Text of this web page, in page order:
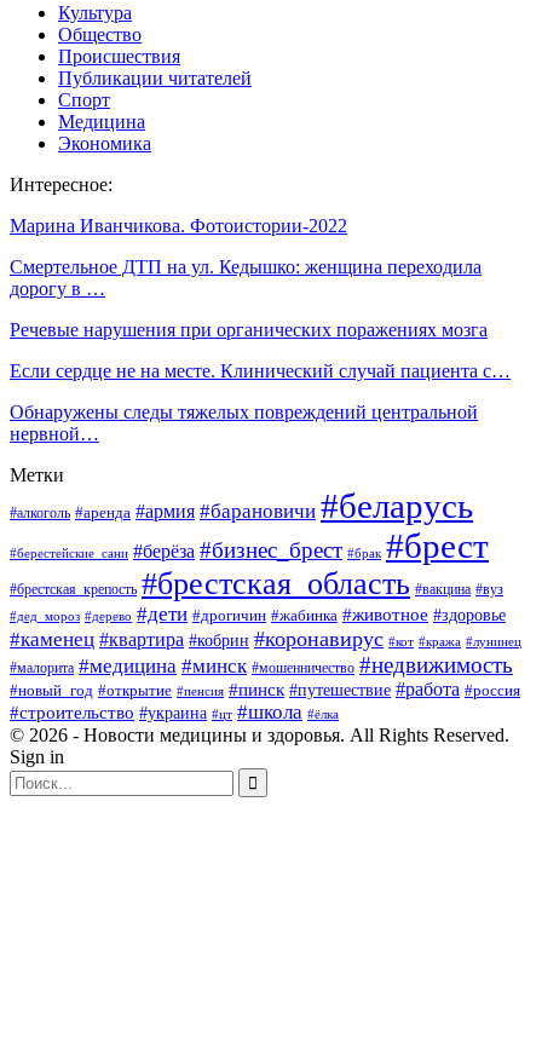
Культура
Общество
Происшествия
Публикации читателей
Спорт
Медицина
Экономика
Интересное:
Марина Иванчикова. Фотоистории-2022
Смертельное ДТП на ул. Кедышко: женщина переходила
дорогу в …
Речевые нарушения при органических поражениях мозга
Если сердце не на месте. Клинический случай пациента с…
Обнаружены следы тяжелых повреждений центральной
нервной…
Метки
#алкоголь #аренда #армия #барановичи #беларусь
#берестейские_сани #берёза #бизнес_брест #брак #брест
#брестская_крепость #брестская_область #вакцина #вуз
#дед_мороз #дерево #дети #дрогичин #жабинка #животное #здоровье
#каменец #квартира #кобрин #коронавирус #кот #кража #лунинец
#малорита #медицина #минск #мошенничество #недвижимость
#новый_год #открытие #пенсия #пинск #путешествие #работа #россия
#строительство #украина #цт #школа #ёлка
© 2026 - Новости медицины и здоровья. All Rights Reserved.
Sign in